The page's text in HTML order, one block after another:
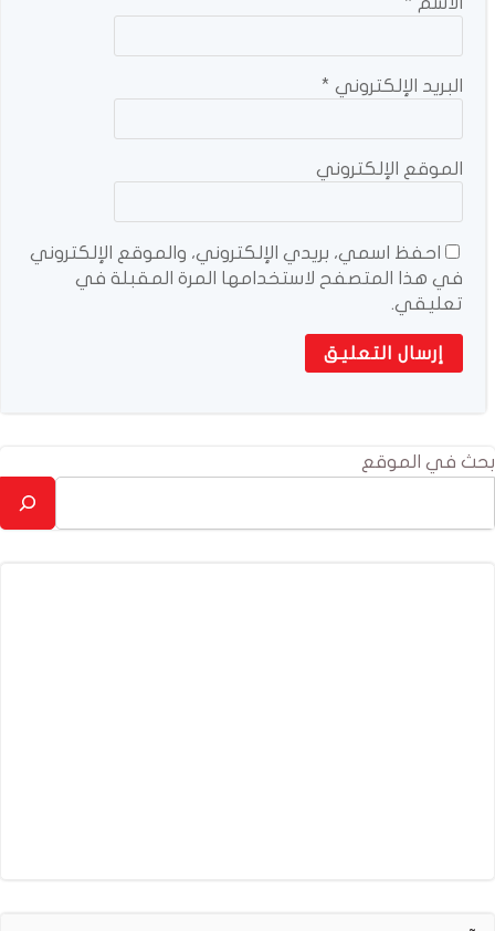
البريد الإلكتروني *
الموقع الإلكتروني
احفظ اسمي، بريدي الإلكتروني، والموقع الإلكتروني
في هذا المتصفح لاستخدامها المرة المقبلة في
تعليقي.
بحث في الموقع